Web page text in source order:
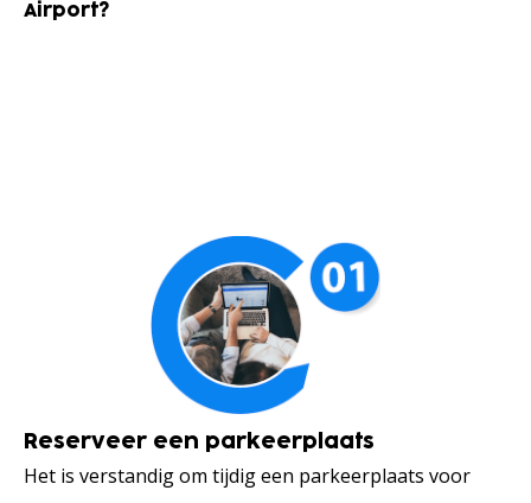
Airport?
Reserveer een parkeerplaats
Het is verstandig om tijdig een parkeerplaats voor